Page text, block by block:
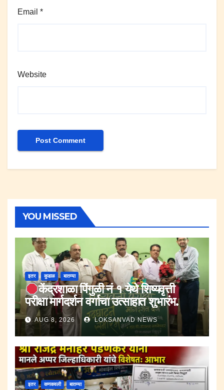
Email *
Website
YOU MISSED
इतर कुडाळ बातम्या
केंद्रशाळा पिंगुळी नं १ येथे शिष्यवृत्ती
परीक्षा मार्गदर्शन वर्गाचा उत्साहात शुभारंभ.
AUG 8, 2026 LOKSANVAD NEWS
इतर कणकवली बातम्या